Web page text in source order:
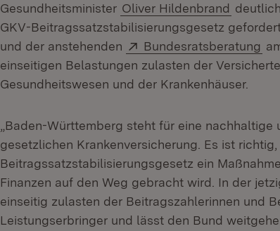
Gesundheitsminister Oliver Hildenbrand
GKV-Beitragssatzstabilisierungsgesetz
und der anstehenden
Extern:
Bundesratsberatung
einseitigen Belastungen zulasten der
Gesundheitswesen und der Krankenhäuser.
„Baden-Württemberg steht für eine
gesetzlichen Krankenversicherung. Es ist
Beitragssatzstabilisierungsgesetz ein
Finanzen auf den Weg gebracht wird. In der
einseitig zulasten der Beitragszahlerinnen und
Leistungserbringer und lässt den Bund